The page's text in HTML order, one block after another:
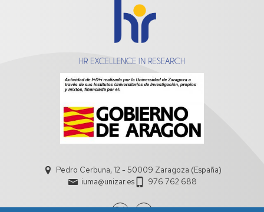
Pedro Cerbuna, 12 - 50009 Zaragoza (España)
iuma@unizar.es
976 762 688